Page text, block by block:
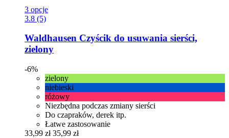
3 opcje
3.8 (5)
Waldhausen Czyścik do usuwania sierści,
zielony
-6%
zielony
niebieski
różowy
Niezbędna podczas zmiany sierści
Do czapraków, derek itp.
Łatwe zastosowanie
33,99 zł 35,99 zł